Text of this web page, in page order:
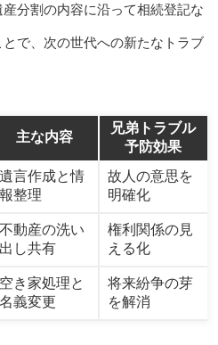
分割の内容に沿って相続登記な
で、次の世代への新たなトラブ
主な内容
兄弟トラブル
予防効果
遺言作成と情
報整理
故人の意思を
明確化
不動産の洗い
出し共有
権利関係の見
える化
空き家処理と
名義変更
将来紛争の芽
を解消